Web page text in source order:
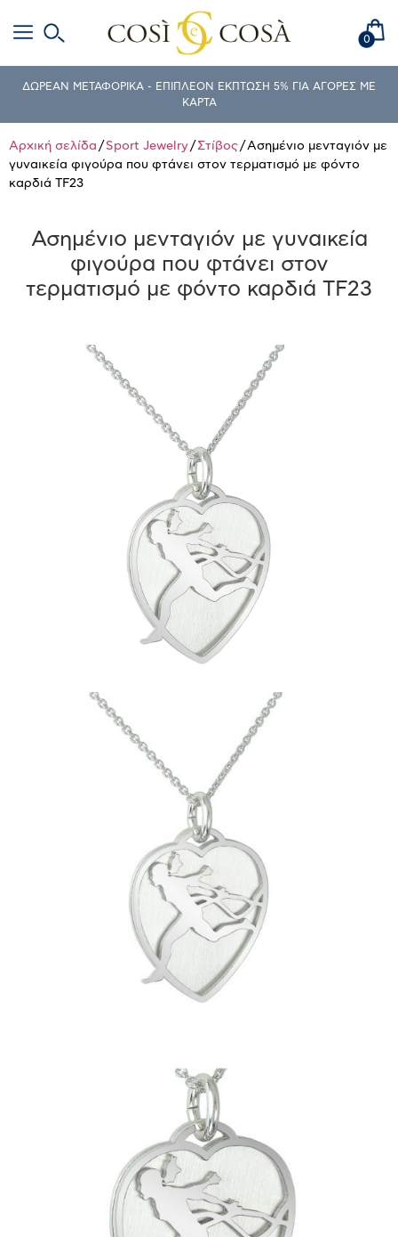
0
ΔΩΡΕΑΝ ΜΕΤΑΦΟΡΙΚΑ - ΕΠΙΠΛΕΟΝ ΕΚΠΤΩΣΗ 5% ΓΙΑ ΑΓΟΡΕΣ ΜΕ
ΚΑΡΤΑ
Αρχική σελίδα / Sport Jewelry/Στίβος / Ασημένιο μενταγιόν με
γυναικεία φιγούρα που φτάνει στον τερματισμό με φόντο
καρδιά TF23
Ασημένιο μενταγιόν με γυναικεία
φιγούρα που φτάνει στον
τερματισμό με φόντο καρδιά TF23